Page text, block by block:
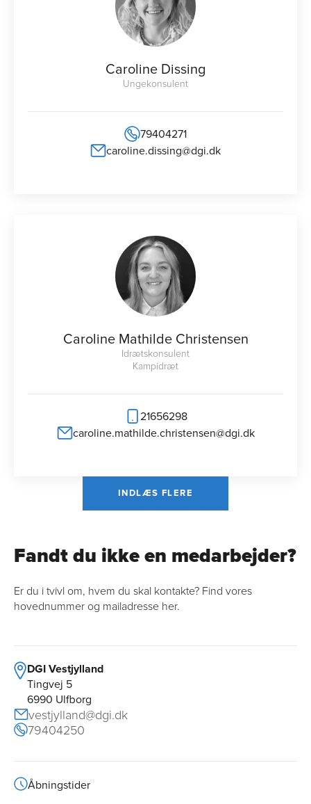
Caroline Dissing
Ungekonsulent
79404271
caroline.dissing@dgi.dk
Caroline Mathilde Christensen
Idrætskonsulent
Kampidræt
21656298
caroline.mathilde.christensen@dgi.dk
INDLÆS FLERE
Fandt du ikke en medarbejder?
Er du i tvivl om, hvem du skal kontakte? Find vores
hovednummer og mailadresse her.
DGI Vestjylland
Tingvej 5
6990 Ulfborg
vestjylland@dgi.dk
79404250
Åbningstider